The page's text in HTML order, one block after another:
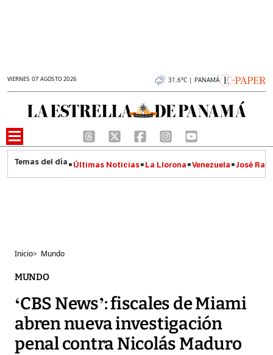
VIERNES 07 AGOSTO 2026 31.6°C | PANAMÁ
Últimas Noticias La Llorona Venezuela José
Inicio> Mundo
MUNDO
‘CBS News’: fiscales de Miami
abren nueva investigación
penal contra Nicolás Maduro